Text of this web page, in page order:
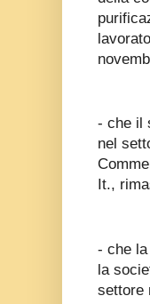
- che il
nel
It.,
- che
la
settore